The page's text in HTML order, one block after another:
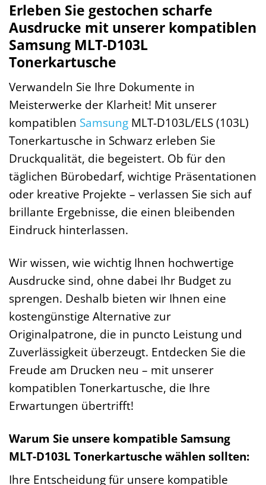
Erleben Sie gestochen scharfe
Ausdrucke mit unserer kompatiblen
Samsung MLT-D103L
Tonerkartusche
Verwandeln Sie Ihre Dokumente in
Meisterwerke der Klarheit! Mit unserer
kompatiblen Samsung MLT-D103L/ELS (103L)
Tonerkartusche in Schwarz erleben Sie
Druckqualität, die begeistert. Ob für den
täglichen Bürobedarf, wichtige Präsentationen
oder kreative Projekte – verlassen Sie sich auf
brillante Ergebnisse, die einen bleibenden
Eindruck hinterlassen.
Wir wissen, wie wichtig Ihnen hochwertige
Ausdrucke sind, ohne dabei Ihr Budget zu
sprengen. Deshalb bieten wir Ihnen eine
kostengünstige Alternative zur
Originalpatrone, die in puncto Leistung und
Zuverlässigkeit überzeugt. Entdecken Sie die
Freude am Drucken neu – mit unserer
kompatiblen Tonerkartusche, die Ihre
Erwartungen übertrifft!
Warum Sie unsere kompatible Samsung
MLT-D103L Tonerkartusche wählen sollten:
Ihre Entscheidung für unsere kompatible